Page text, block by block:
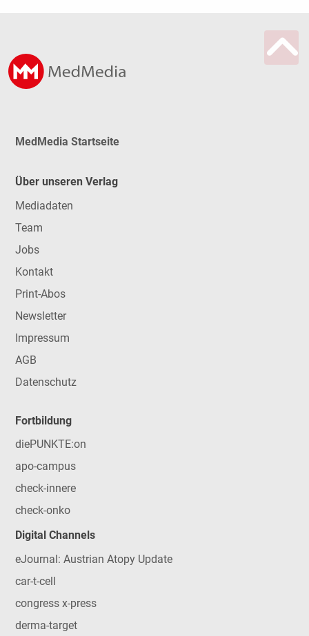
MedMedia Startseite
Über unseren Verlag
Mediadaten
Team
Jobs
Kontakt
Print-Abos
Newsletter
Impressum
AGB
Datenschutz
Fortbildung
diePUNKTE:on
apo-campus
check-innere
check-onko
Digital Channels
eJournal: Austrian Atopy Update
car-t-cell
congress x-press
derma-target